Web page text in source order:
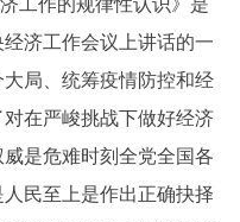
工作的规律性认识》是
经济工作会议上讲话的一
局、统筹疫情防控和经
在严峻挑战下做好经济
是危难时刻全党全国各
民至上是作出正确抉择